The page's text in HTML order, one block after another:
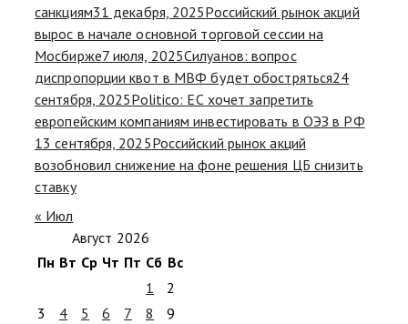
санкциям31 декабря, 2025Российский рынок акций
вырос в начале основной торговой сессии на
Мосбирже7 июля, 2025Силуанов: вопрос
диспропорции квот в МВФ будет обостряться24
сентября, 2025Politico: ЕС хочет запретить
европейским компаниям инвестировать в ОЭЗ в РФ
13 сентября, 2025Российский рынок акций
возобновил снижение на фоне решения ЦБ снизить
ставку
« Июл
Август 2026
Пн Вт Ср Чт Пт Сб Вс
1
2
3
4 5 6 7 8 9